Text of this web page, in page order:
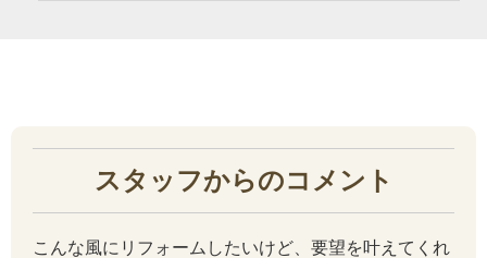
スタッフからのコメント
こんな風にリフォームしたいけど、要望を叶えてくれ